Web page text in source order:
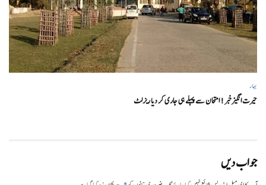
بہار
حیرت انگیزخبر ! امتحان سے پہلے ہی جاری کر دیا ریزلٹ
جواب دیں